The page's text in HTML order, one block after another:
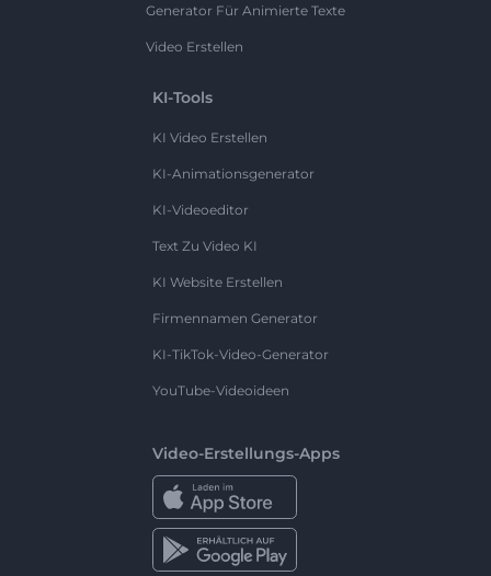
Generator Für Animierte Texte
Video Erstellen
KI-Tools
KI Video Erstellen
KI-Animationsgenerator
KI-Videoeditor
Text Zu Video KI
KI Website Erstellen
Firmennamen Generator
KI-TikTok-Video-Generator
YouTube-Videoideen
Video-Erstellungs-Apps